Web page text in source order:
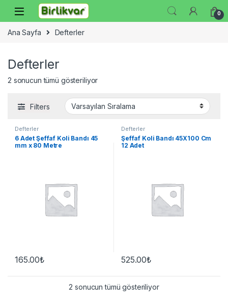
Skip to navigation
Skip to content
0
Ana Sayfa Defterler
Defterler
2 sonucun tümü gösteriliyor
Filters
Defterler
6 Adet Şeffaf Koli Bandı 45
mm x 80 Metre
165.00₺
Defterler
Şeffaf Koli Bandı 45X100 Cm
12 Adet
525.00₺
2 sonucun tümü gösteriliyor